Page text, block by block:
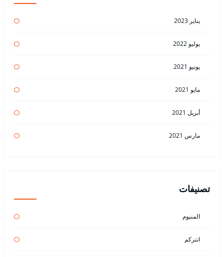
يناير 2023
يوليو 2022
يونيو 2021
مايو 2021
أبريل 2021
مارس 2021
تصنيفات
المنيوم
انتركم